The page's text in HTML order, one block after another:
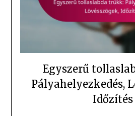
Egyszerű
Pályahelyezkedés,
Időzítés